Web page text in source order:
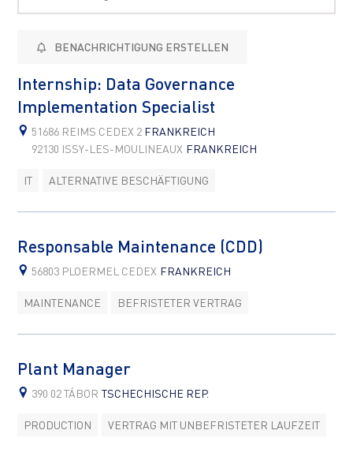
BENACHRICHTIGUNG ERSTELLEN
Internship: Data Governance
Implementation Specialist
51686 REIMS CEDEX 2 FRANKREICH
92130 ISSY-LES-MOULINEAUX FRANKREICH
IT ALTERNATIVE BESCHÄFTIGUNG
Responsable Maintenance (CDD)
56803 PLOERMEL CEDEX FRANKREICH
MAINTENANCE BEFRISTETER VERTRAG
Plant Manager
390 02 TÁBOR TSCHECHISCHE REP.
PRODUCTION VERTRAG MIT UNBEFRISTETER LAUFZEIT